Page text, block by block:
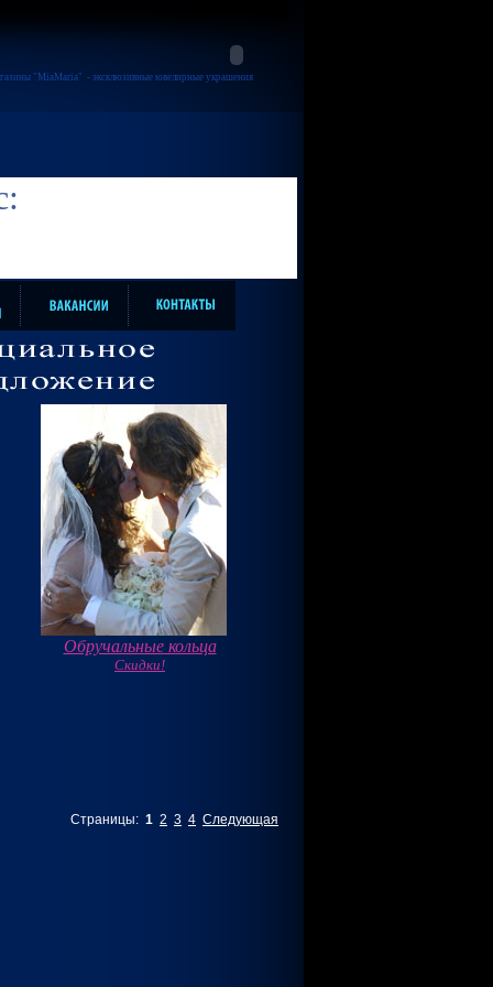
"MiaMaria" - эксклюзивные ювелирные украшения
Обручальные кольца
Скидки!
Страницы: 1 2 3 4 Следующая